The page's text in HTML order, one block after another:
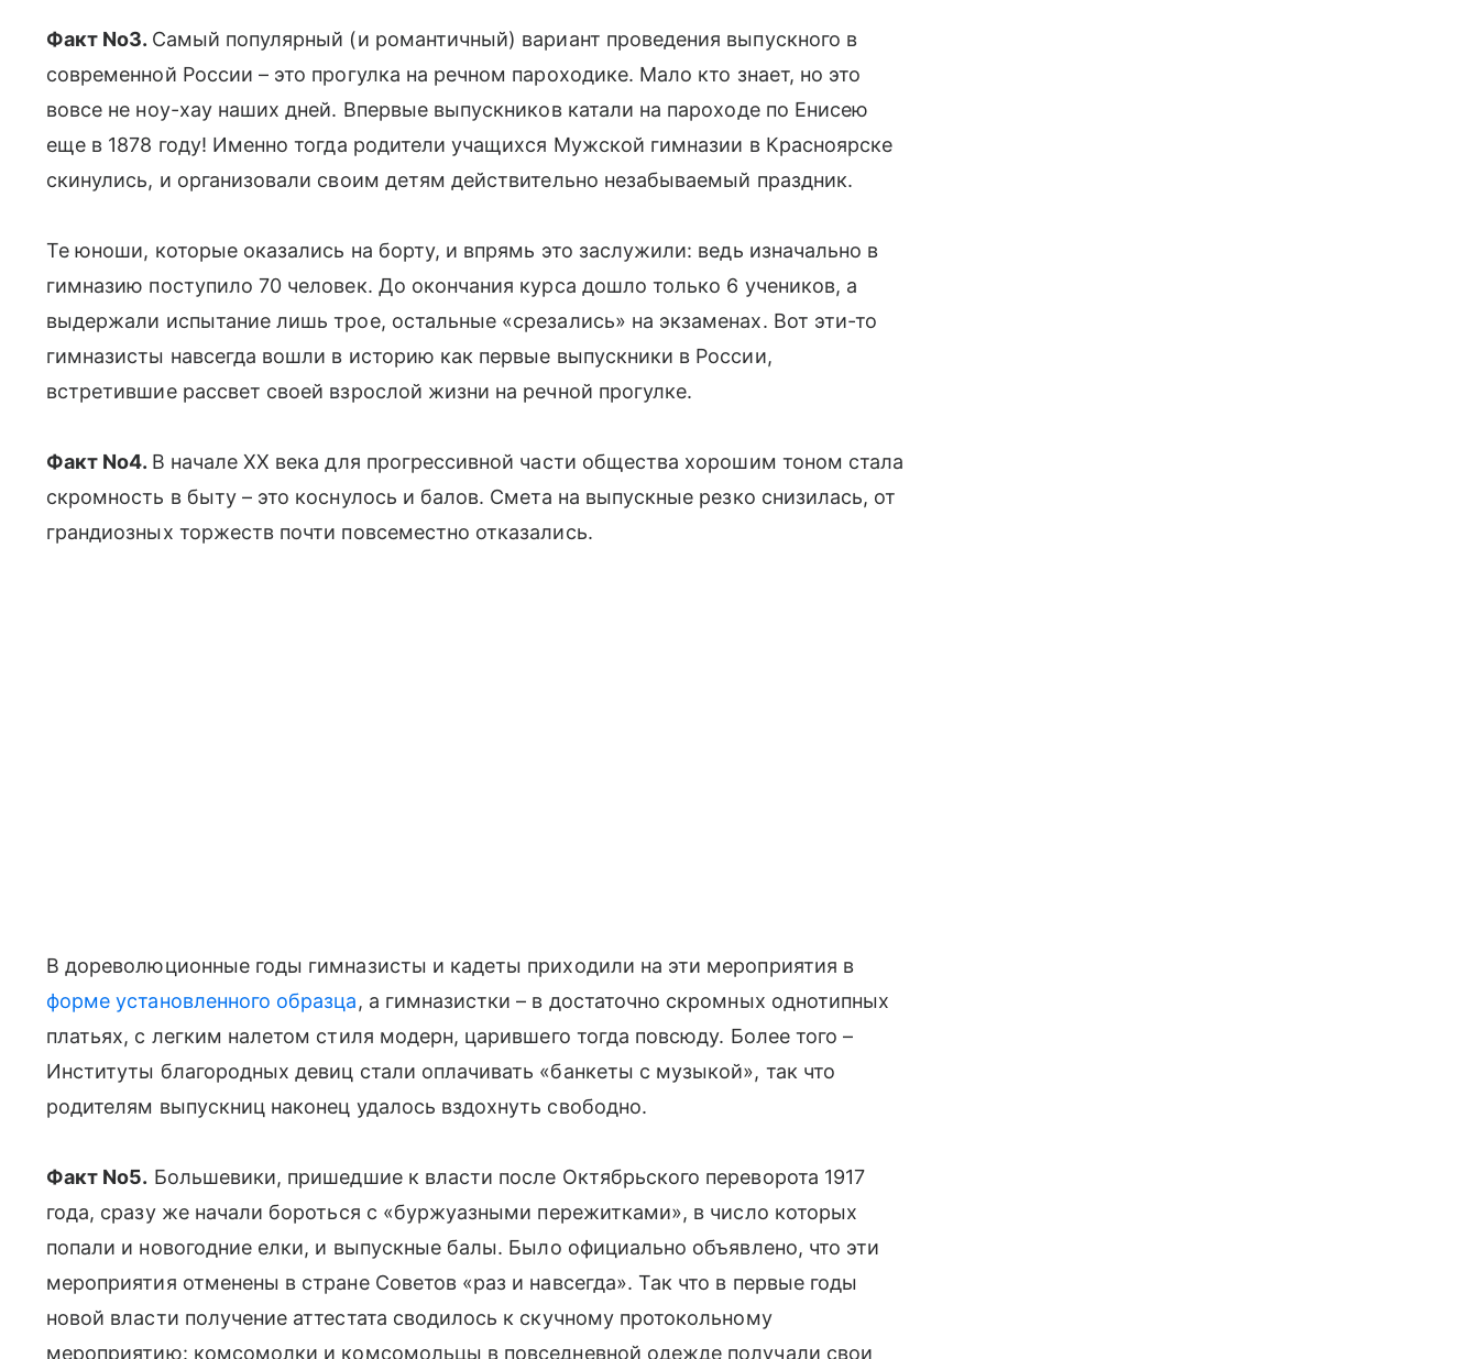
Факт No3. Самый популярный (и романтичный) вариант проведения выпускного в
современной России – это прогулка на речном пароходике. Мало кто знает, но это
вовсе не ноу-хау наших дней. Впервые выпускников катали на пароходе по Енисею
еще в 1878 году! Именно тогда родители учащихся Мужской гимназии в Красноярске
скинулись, и организовали своим детям действительно незабываемый праздник.
Те юноши, которые оказались на борту, и впрямь это заслужили: ведь изначально в
гимназию поступило 70 человек. До окончания курса дошло только 6 учеников, а
выдержали испытание лишь трое, остальные «срезались» на экзаменах. Вот эти-то
гимназисты навсегда вошли в историю как первые выпускники в России,
встретившие рассвет своей взрослой жизни на речной прогулке.
Факт No4. В начале XX века для прогрессивной части общества хорошим тоном стала
скромность в быту – это коснулось и балов. Смета на выпускные резко снизилась, от
грандиозных торжеств почти повсеместно отказались.
В дореволюционные годы гимназисты и кадеты приходили на эти мероприятия в
форме установленного образца, а гимназистки – в достаточно скромных однотипных
платьях, с легким налетом стиля модерн, царившего тогда повсюду. Более того –
Институты благородных девиц стали оплачивать «банкеты с музыкой», так что
родителям выпускниц наконец удалось вздохнуть свободно.
Факт No5. Большевики, пришедшие к власти после Октябрьского переворота 1917
года, сразу же начали бороться с «буржуазными пережитками», в число которых
попали и новогодние елки, и выпускные балы. Было официально объявлено, что эти
мероприятия отменены в стране Советов «раз и навсегда». Так что в первые годы
новой власти получение аттестата сводилось к скучному протокольному
мероприятию: комсомолки и комсомольцы в повседневной одежде получали свои